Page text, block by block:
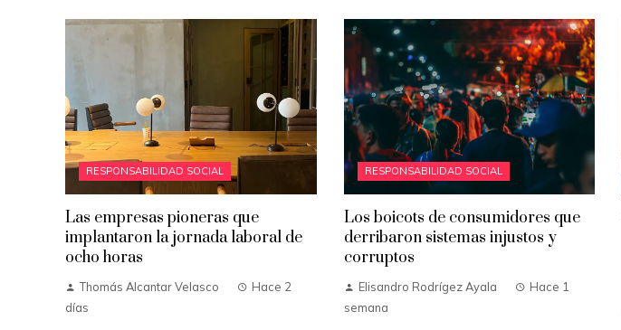
RESPONSABILIDAD SOCIAL
Las empresas pioneras que
implantaron la jornada laboral de
ocho horas
Thomás Alcantar Velasco
Hace 2
días
RESPONSABILIDAD SOCIAL
Los boicots de consumidores que
derribaron sistemas injustos y
corruptos
Elisandro Rodrígez Ayala
Hace 1
semana